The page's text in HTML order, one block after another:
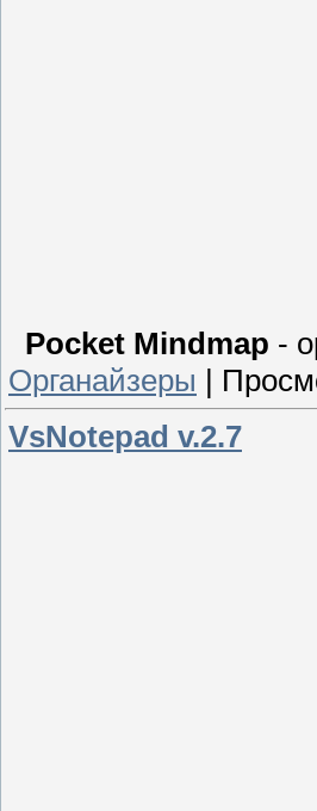
Pocket Mindmap -
Органайзеры |
VsNotepad v.2.7